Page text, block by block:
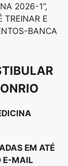
2026-1”,
TREINAR E
BANCA
EM ATÉ
E-MAIL